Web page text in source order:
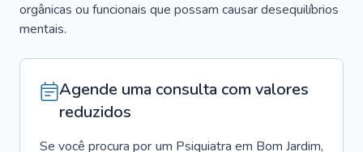
orgânicas ou funcionais que possam causar desequilíbrios
mentais.
Agende uma consulta com valores
reduzidos
Se você procura por um Psiquiatra em Bom Jardim,